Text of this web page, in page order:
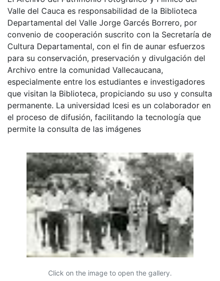
Valle del Cauca es responsabilidad de la Biblioteca
Departamental del Valle Jorge Garcés Borrero, por
convenio de cooperación suscrito con la Secretaría de
Cultura Departamental, con el fin de aunar esfuerzos
para su conservación, preservación y divulgación del
Archivo entre la comunidad Vallecaucana,
especialmente entre los estudiantes e investigadores
que visitan la Biblioteca, propiciando su uso y consulta
permanente. La universidad Icesi es un colaborador en
el proceso de difusión, facilitando la tecnología que
permite la consulta de las imágenes
Click on the image to open the gallery.